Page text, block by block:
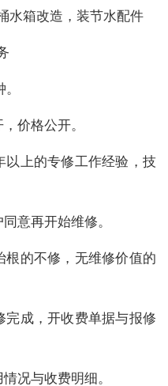
水箱改造，装节水配件
价格公开。
以上的专修工作经验，技
意再开始维修。
根的不修，无维修价值的
完成，开收费单据与报修
况与收费明细。